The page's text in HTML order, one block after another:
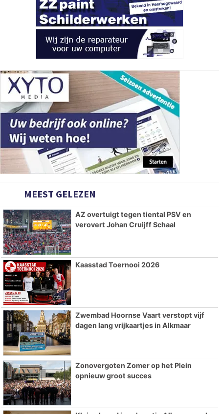
MEEST GELEZEN
AZ overtuigt tegen tiental PSV en
verovert Johan Cruijff Schaal
Kaasstad Toernooi 2026
Zwembad Hoornse Vaart verstopt vijf
dagen lang vrijkaartjes in Alkmaar
Zonovergoten Zomer op het Plein
opnieuw groot succes